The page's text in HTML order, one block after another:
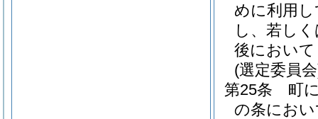
めに利用
し、若し
後におい
(選定委員
第25条
町
の条にお